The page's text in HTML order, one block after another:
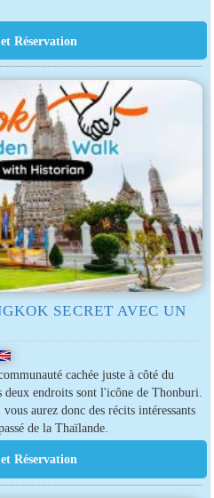
SECRET AVEC UN
cachée juste à côté du
endroits sont l'icône de Thonburi.
aurez donc des récits intéressants
de la Thaïlande.